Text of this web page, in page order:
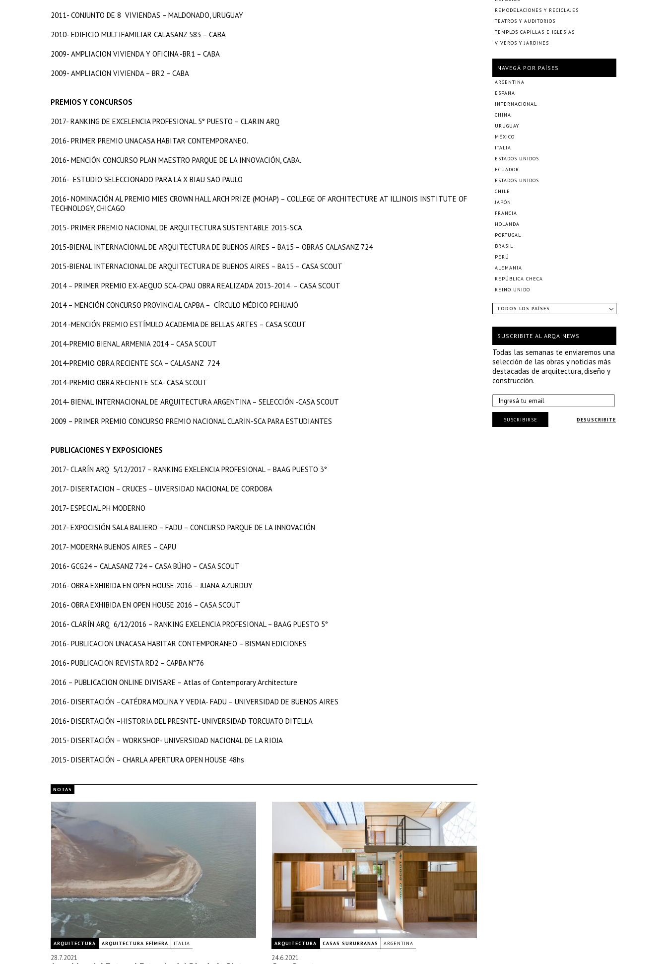
2011- CONJUNTO DE 8 VIVIENDAS – MALDONADO, URUGUAY
2010- EDIFICIO MULTIFAMILIAR CALASANZ 583 – CABA
2009- AMPLIACION VIVIENDA Y OFICINA -BR1 – CABA
2009- AMPLIACION VIVIENDA – BR2 – CABA
PREMIOS Y CONCURSOS
2017- RANKING DE EXCELENCIA PROFESIONAL 5° PUESTO – CLARIN ARQ
2016- PRIMER PREMIO UNACASA HABITAR CONTEMPORANEO.
2016- MENCIÓN CONCURSO PLAN MAESTRO PARQUE DE LA INNOVACIÓN, CABA.
2016- ESTUDIO SELECCIONADO PARA LA X BIAU SAO PAULO
2016- NOMINACIÓN AL PREMIO MIES CROWN HALL ARCH PRIZE (MCHAP) – COLLEGE OF ARCHITECTURE AT ILLINOIS INSTITUTE OF
TECHNOLOGY, CHICAGO
2015- PRIMER PREMIO NACIONAL DE ARQUITECTURA SUSTENTABLE 2015-SCA
2015-BIENAL INTERNACIONAL DE ARQUITECTURA DE BUENOS AIRES – BA15 – OBRAS CALASANZ 724
2015-BIENAL INTERNACIONAL DE ARQUITECTURA DE BUENOS AIRES – BA15 – CASA SCOUT
2014 – PRIMER PREMIO EX-AEQUO SCA-CPAU OBRA REALIZADA 2013-2014 – CASA SCOUT
2014 – MENCIÓN CONCURSO PROVINCIAL CAPBA – CÍRCULO MÉDICO PEHUAJÓ
2014 -MENCIÓN PREMIO ESTÍMULO ACADEMIA DE BELLAS ARTES – CASA SCOUT
2014-PREMIO BIENAL ARMENIA 2014 – CASA SCOUT
2014-PREMIO OBRA RECIENTE SCA – CALASANZ 724
2014-PREMIO OBRA RECIENTE SCA- CASA SCOUT
2014- BIENAL INTERNACIONAL DE ARQUITECTURA ARGENTINA – SELECCIÓN -CASA SCOUT
2009 – PRIMER PREMIO CONCURSO PREMIO NACIONAL CLARIN-SCA PARA ESTUDIANTES
PUBLICACIONES Y EXPOSICIONES
2017- CLARÍN ARQ 5/12/2017 – RANKING EXELENCIA PROFESIONAL – BAAG PUESTO 3°
2017- DISERTACION – CRUCES – UIVERSIDAD NACIONAL DE CORDOBA
2017- ESPECIAL PH MODERNO
2017- EXPOCISIÓN SALA BALIERO – FADU – CONCURSO PARQUE DE LA INNOVACIÓN
2017- MODERNA BUENOS AIRES – CAPU
2016- GCG24 – CALASANZ 724 – CASA BÚHO – CASA SCOUT
2016- OBRA EXHIBIDA EN OPEN HOUSE 2016 – JUANA AZURDUY
2016- OBRA EXHIBIDA EN OPEN HOUSE 2016 – CASA SCOUT
2016- CLARÍN ARQ 6/12/2016 – RANKING EXELENCIA PROFESIONAL – BAAG PUESTO 5°
2016- PUBLICACION UNACASA HABITAR CONTEMPORANEO – BISMAN EDICIONES
2016- PUBLICACION REVISTA RD2 – CAPBA N°76
2016 – PUBLICACION ONLINE DIVISARE – Atlas of Contemporary Architecture
2016- DISERTACIÓN –CATÉDRA MOLINA Y VEDIA- FADU – UNIVERSIDAD DE BUENOS AIRES
2016- DISERTACIÓN –HISTORIA DEL PRESNTE- UNIVERSIDAD TORCUATO DITELLA
2015- DISERTACIÓN – WORKSHOP- UNIVERSIDAD NACIONAL DE LA RIOJA
2015- DISERTACIÓN – CHARLA APERTURA OPEN HOUSE 48hs
NOTAS
ARQUITECTURA ARQUITECTURA EFÍMERA ITALIA
28.7.2021
ARQUITECTURA CASAS SUBURBANAS ARGENTINA
24.6.2021
REMODELACIONES Y RECICLAJES
TEATROS Y AUDITORIOS
TEMPLOS CAPILLAS E IGLESIAS
VIVEROS Y JARDINES
NAVEGÁ POR PAÍSES
ARGENTINA
ESPAÑA
INTERNACIONAL
CHINA
URUGUAY
MÉXICO
ITALIA
ESTADOS UNIDOS
ECUADOR
ESTADOS UNIDOS
CHILE
JAPÓN
FRANCIA
HOLANDA
PORTUGAL
BRASIL
PERÚ
ALEMANIA
REPÚBLICA CHECA
REINO UNIDO
TODOS LOS PAÍSES
SUSCRIBITE AL ARQA NEWS
Todas las semanas te enviaremos una
selección de las obras y noticias más
destacadas de arquitectura, diseño y
construcción.
DESUSCRIBITE
SUSCRIBIRSE